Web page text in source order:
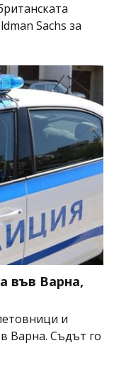
Sachs за
във Варна,
и
Варна. Съдът го